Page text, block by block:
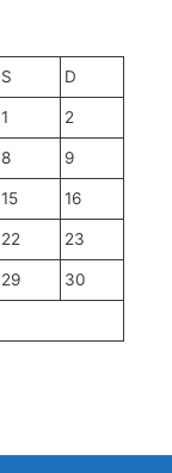
S D
1 2
8 9
15 16
22 23
29 30